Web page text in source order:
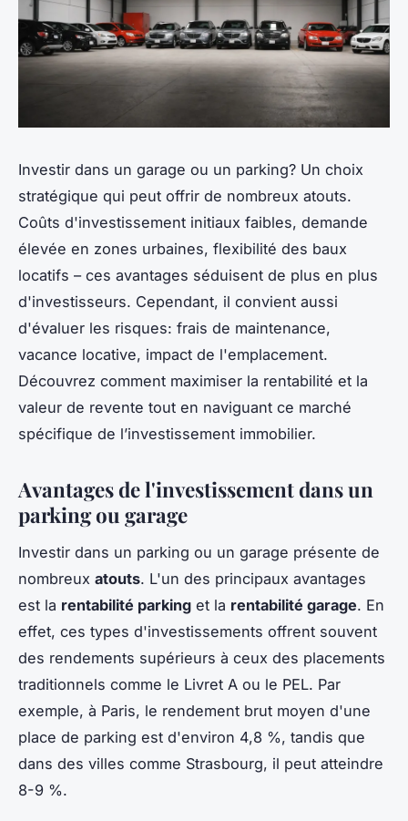
Investir dans un garage ou un parking? Un choix
stratégique qui peut offrir de nombreux atouts.
Coûts d'investissement initiaux faibles, demande
élevée en zones urbaines, flexibilité des baux
locatifs – ces avantages séduisent de plus en plus
d'investisseurs. Cependant, il convient aussi
d'évaluer les risques: frais de maintenance,
vacance locative, impact de l'emplacement.
Découvrez comment maximiser la rentabilité et la
valeur de revente tout en naviguant ce marché
spécifique de l’investissement immobilier.
Avantages de l'investissement dans un
parking ou garage
Investir dans un parking ou un garage présente de
nombreux atouts. L'un des principaux avantages
est la rentabilité parking et la rentabilité garage. En
effet, ces types d'investissements offrent souvent
des rendements supérieurs à ceux des placements
traditionnels comme le Livret A ou le PEL. Par
exemple, à Paris, le rendement brut moyen d'une
place de parking est d'environ 4,8 %, tandis que
dans des villes comme Strasbourg, il peut atteindre
8-9 %.